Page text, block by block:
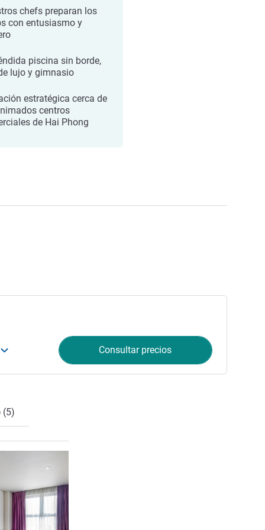
chefs preparan los
con entusiasmo y
piscina sin borde,
lujo y gimnasio
estratégica cerca de
centros
de Hai Phong
Consultar precios
(5)